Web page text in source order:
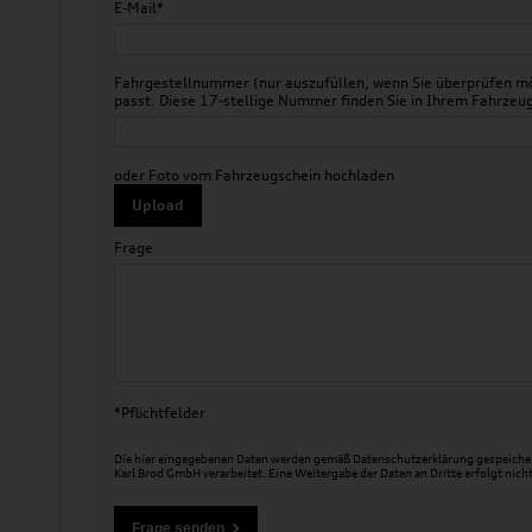
E-Mail*
Fahrgestellnummer (nur auszufüllen, wenn Sie überprüfen
passt. Diese 17-stellige Nummer finden Sie in Ihrem
oder Foto vom Fahrzeugschein hochladen
Upload
Frage
*Pflichtfelder
Die hier eingegebenen Daten werden gemäß Datenschutzerklärung
Karl Brod GmbH verarbeitet. Eine Weitergabe der Daten an Dritte erfolgt